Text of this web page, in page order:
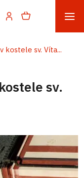
kostele sv. Víta...
sv.